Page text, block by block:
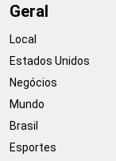
Geral
Local
Estados Unidos
Negócios
Mundo
Brasil
Esportes